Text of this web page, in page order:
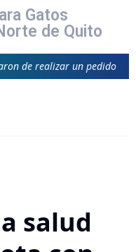
Gatos
de Quito